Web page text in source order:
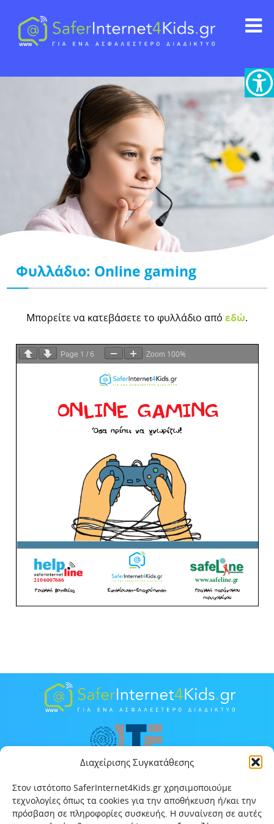
Διαχείρισης Συγκατάθεσης
Στον ιστότοπο SaferInternet4Kids.gr χρησιμοποιούμε
τεχνολογίες όπως τα cookies για την αποθήκευση ή/και την
πρόσβαση σε πληροφορίες συσκευής. Η συναίνεση σε αυτές
Φυλλάδιο: Online gaming
Μπορείτε να κατεβάσετε το φυλλάδιο από εδώ.
Page 1 /6 Zoom 100%